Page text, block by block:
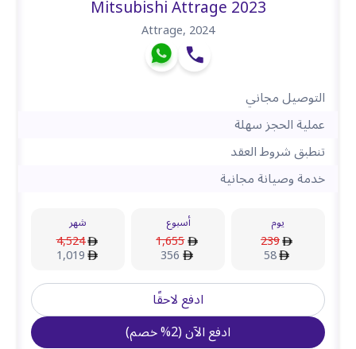
Mitsubishi Attrage 2023
Attrage,2024
التوصيل مجاني
عملية الحجز سهلة
تنطبق شروط العقد
خدمة وصيانة مجانية
يوم
239
58
أسبوع
1,655
356
شهر
4,524
1,019
ادفع لاحقًا
ادفع الآن(
2
%خصم)